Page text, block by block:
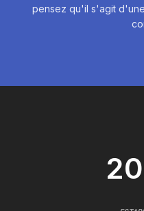
pensez qu'il s'agit